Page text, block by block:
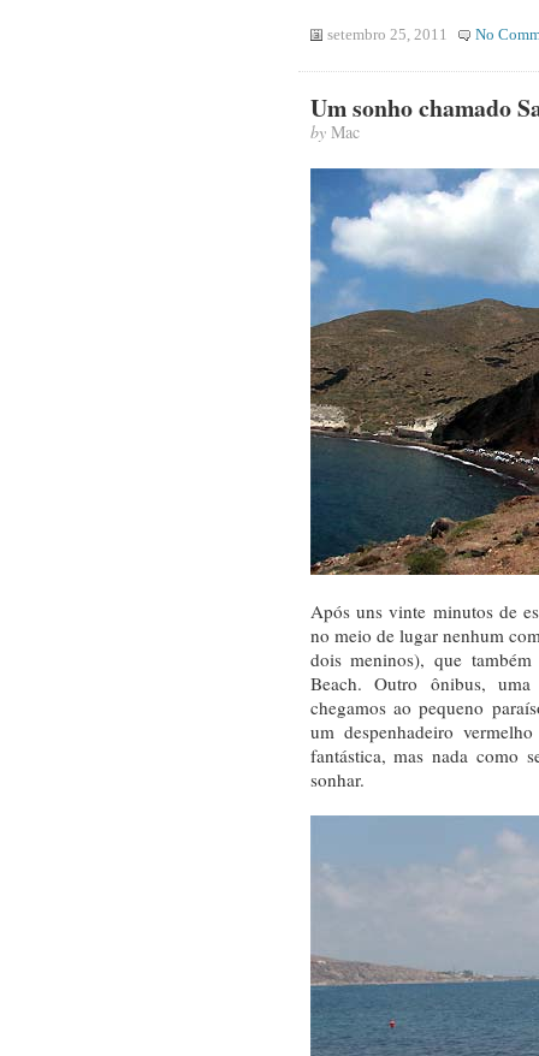
setembro 25, 2011 No
Um sonho chamado
byMac
Após uns vinte minutos de
no meio de lugar nenhum
dois meninos), que
Beach. Outro ônibus,
chegamos ao pequeno
um despenhadeiro
fantástica, mas nada como
sonhar.